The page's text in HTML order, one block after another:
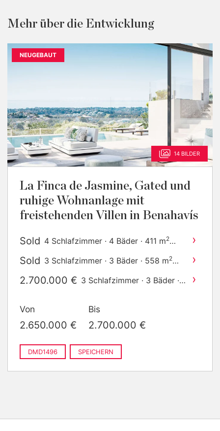
Mehr über die Entwicklung
NEUGEBAUT
14 BILDER
La Finca de Jasmine, Gated und
ruhige Wohnanlage mit
freistehenden Villen in Benahavís
Sold 4 Schlafzimmer · 4 Bäder · 411 m2 ›
Sold 3 Schlafzimmer · 3 Bäder · 558 m2 ›
2.700.000 € 3 Schlafzimmer · 3 Bäder ·
›
Von
2.650.000 €
Bis
2.700.000 €
DMD1496 SPEICHERN